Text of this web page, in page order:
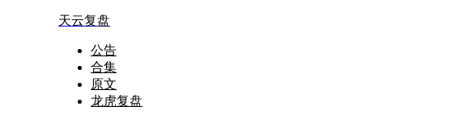
天云复盘
公告
合集
原文
龙虎复盘